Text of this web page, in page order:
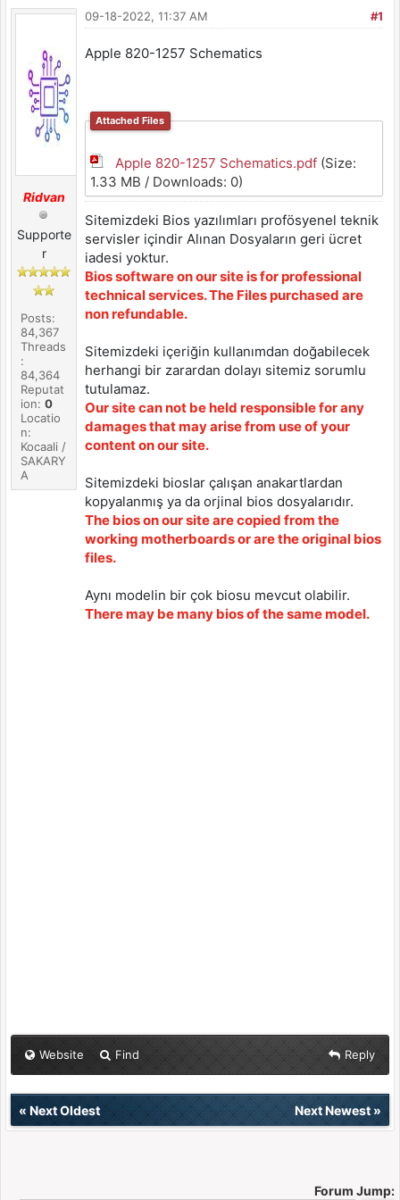
Ridvan
Supporte
r
Posts:
84,367
Threads
:
84,364
Reputat
ion:0
Locatio
n:
Kocaali /
SAKARY
A
#1
09-18-2022, 11:37 AM
Apple 820-1257 Schematics
Attached Files
Apple 820-1257 Schematics.pdf(Size:
1.33 MB / Downloads: 0)
Sitemizdeki Bios yazılımları profösyenel teknik
servisler içindir Alınan Dosyaların geri ücret
iadesi yoktur.
Bios software on our site is for professional
technical services. The Files purchased are
non refundable.
Sitemizdeki içeriğin kullanımdan doğabilecek
herhangi bir zarardan dolayı sitemiz sorumlu
tutulamaz.
Our site can not be held responsible for any
damages that may arise from use of your
content on our site.
Sitemizdeki bioslar çalışan anakartlardan
kopyalanmış ya da orjinal bios dosyalarıdır.
The bios on our site are copied from the
working motherboards or are the original bios
files.
Aynı modelin bir çok biosu mevcut olabilir.
There may be many bios of the same model.
Website Find Reply
« Next Oldest Next Newest»
Forum Jump: